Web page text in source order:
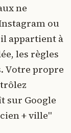
ne
ou
appartient à
les règles
Votre propre
sur Google
+ ville"